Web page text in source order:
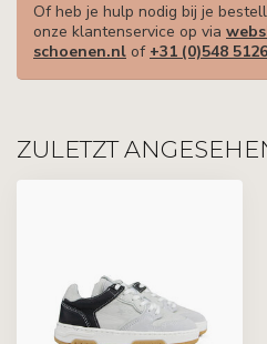
Of heb je hulp nodig bij je
onze klantenservice op via
schoenen.nl of +31 (0)548
ZULETZT